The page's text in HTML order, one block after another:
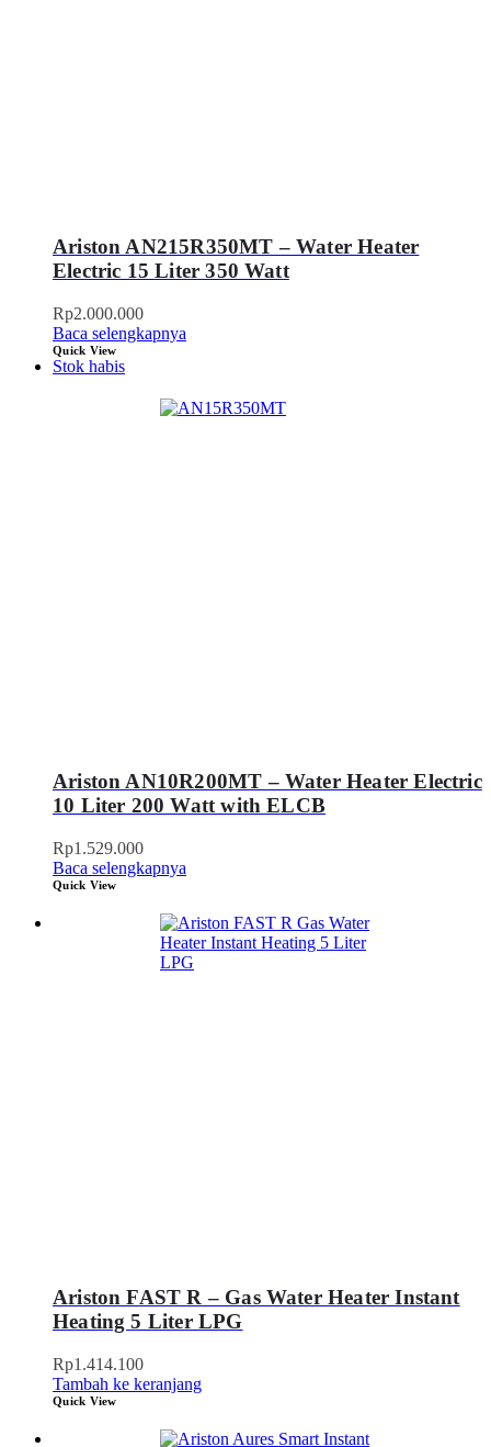
Ariston AN215R350MT – Water Heater
Electric 15 Liter 350 Watt
Rp2.000.000
Baca selengkapnya
Quick View
Stok habis
Ariston AN10R200MT – Water Heater Electric
10 Liter 200 Watt with ELCB
Rp1.529.000
Baca selengkapnya
Quick View
Ariston FAST R – Gas Water Heater Instant
Heating 5 Liter LPG
Rp1.414.100
Tambah ke keranjang
Quick View